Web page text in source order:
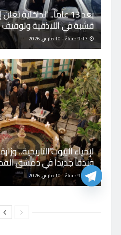
بعد 13 عاماً.. الداخلية
قشبة في اللاذقية وتوقيف 15 متهماً
9:17 مساءً - 10 مارس, 2026
لإحياء البيوت التاريخية..
فندقاً جديداً في دمشق
9:08 مساءً - 10 مارس, 2026